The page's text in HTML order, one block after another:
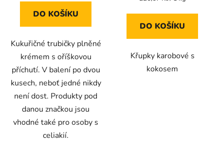
z
DO KOŠÍKU
Kukuřičné trubičky plněné
krémem s oříškovou
příchutí. V balení po dvou
kusech, neboť jedné nikdy
není dost. Produkty pod
danou značkou jsou
vhodné také pro osoby s
celiakií.
5
DO KOŠÍKU
Křupky karobové s
kokosem